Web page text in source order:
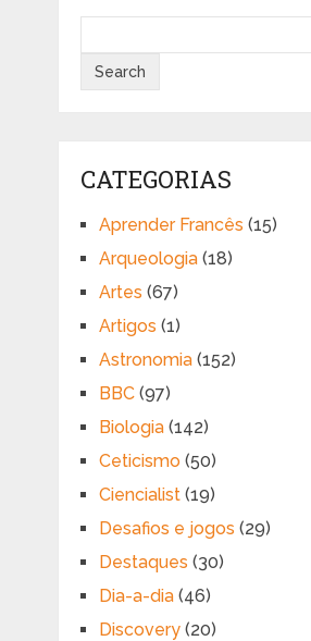
CATEGORIAS
Aprender Francês (15)
Arqueologia(18)
Artes (67)
Artigos (1)
Astronomia(152)
BBC(97)
Biologia(142)
Ceticismo (50)
Ciencialist(19)
Desafios e jogos (29)
Destaques (30)
Dia-a-dia(46)
Discovery(20)